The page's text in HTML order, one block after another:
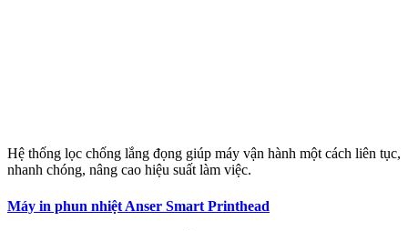
Hệ thống lọc chống lắng đọng giúp máy vận hành một cách liên tục,
nhanh chóng, nâng cao hiệu suất làm việc.
Máy in phun nhiệt Anser Smart Printhead